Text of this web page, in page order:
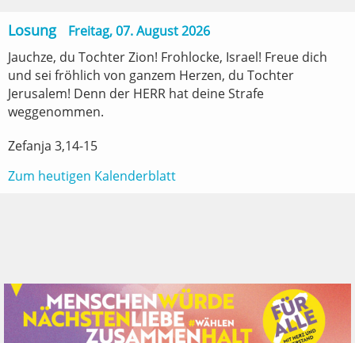
Losung Freitag, 07. August 2026
Jauchze, du Tochter Zion! Frohlocke, Israel! Freue dich
und sei fröhlich von ganzem Herzen, du Tochter
Jerusalem! Denn der HERR hat deine Strafe
Losung
Freitag, 07. August 2026
Jauchze, du Tochter Zion! Frohlocke, Israel! Freue dich
und sei fröhlich von ganzem Herzen, du Tochter
Jerusalem! Denn der HERR hat deine Strafe
weggenommen.
Zefanja 3,14-15
Zum heutigen Kalenderblatt
Jauchze, du Tochter Zion! Frohlocke, Israel! Freue dich
und sei fröhlich von ganzem Herzen, du Tochter
Jerusalem! Denn der HERR hat deine Strafe
weggenommen.
Zefanja 3,14-15
Zum heutigen Kalenderblatt